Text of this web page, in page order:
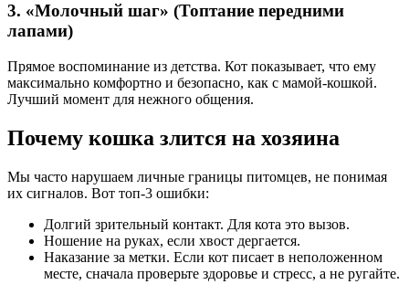
3. «Молочный шаг» (Топтание передними
лапами)
Прямое воспоминание из детства. Кот показывает, что ему
максимально комфортно и безопасно, как с мамой-кошкой.
Лучший момент для нежного общения.
Почему кошка злится на хозяина
Мы часто нарушаем личные границы питомцев, не понимая
их сигналов. Вот топ-3 ошибки:
Долгий зрительный контакт. Для кота это вызов.
Ношение на руках, если хвост дергается.
Наказание за метки. Если кот писает в неположенном
месте, сначала проверьте здоровье и стресс, а не ругайте.